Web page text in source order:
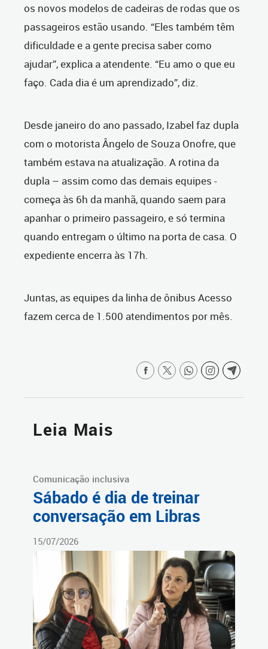
os novos modelos de cadeiras de rodas que os
passageiros estão usando. “Eles também têm
dificuldade e a gente precisa saber como
ajudar”, explica a atendente. “Eu amo o que eu
faço. Cada dia é um aprendizado”, diz.
Desde janeiro do ano passado, Izabel faz dupla
com o motorista Ângelo de Souza Onofre, que
também estava na atualização. A rotina da
dupla – assim como das demais equipes -
começa às 6h da manhã, quando saem para
apanhar o primeiro passageiro, e só termina
quando entregam o último na porta de casa. O
expediente encerra às 17h.
Juntas, as equipes da linha de ônibus Acesso
fazem cerca de 1.500 atendimentos por mês.
Leia Mais
Comunicação inclusiva
Sábado é dia de treinar
conversação em Libras
15/07/2026